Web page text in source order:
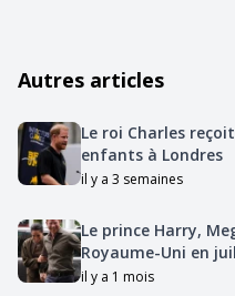
Autres articles
Le roi Charles
enfants à Londres
il y a 3 semaines
Le prince Harry,
Royaume-Uni en
il y a 1 mois